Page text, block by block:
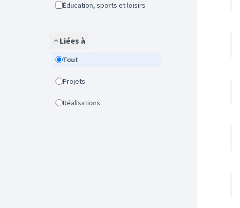
Éducation, sports et loisirs
Liées à
Tout
Projets
Réalisations